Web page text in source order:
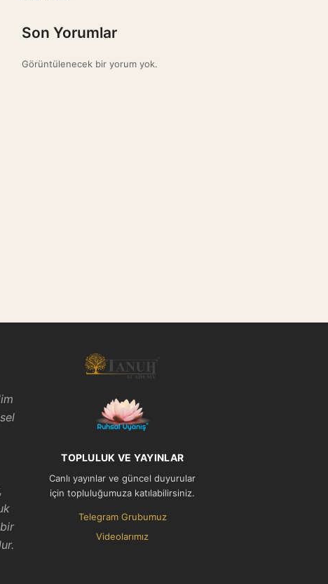
Son Yorumlar
Görüntülenecek bir yorum yok.
TOPLULUK VE YAYINLAR
Canlı yayınlar ve güncel duyurular
için topluluğumuza katılabilirsiniz.
Telegram Grubumuz
Videolarımız